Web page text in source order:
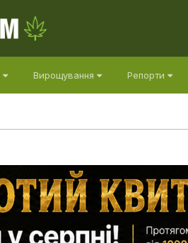
Вирощування Репорти